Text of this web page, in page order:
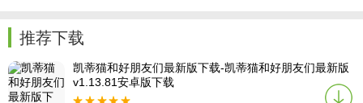
推荐下载
凯蒂猫和好朋友们最新版下载-凯蒂猫和好朋友们最新版
v1.13.81安卓版下载